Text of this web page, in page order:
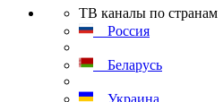
ТВ каналы по странам
Россия
Беларусь
Украина